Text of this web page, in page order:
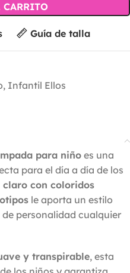
Guía de talla
, Infantil Ellos
para niño es una
para el día a día de los
claro con coloridos
le aporta un estilo
personalidad cualquier
y transpirable, esta